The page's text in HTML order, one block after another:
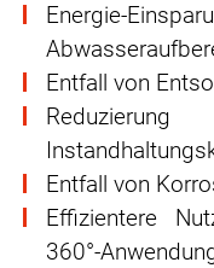
Energie-
Entfall von
Entfall von
Effizientere
360°-